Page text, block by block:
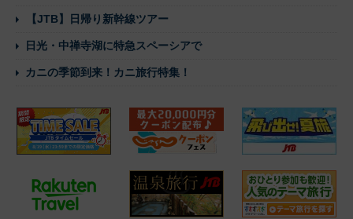
【JTB】日帰り新幹線ツアー
日光・中禅寺湖に特急スペーシアで
カニの季節到来！カニ旅行特集！